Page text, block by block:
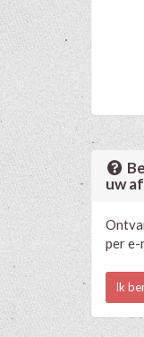
uw
per e-
Ik